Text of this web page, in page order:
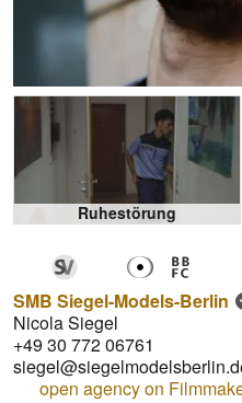
Ruhestörung
SMB Siegel-Models-Berlin
Nicola Siegel
+49 30 772 06761
open agency on